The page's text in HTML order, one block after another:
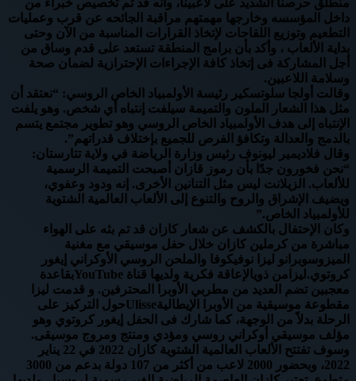
منطلق حرصنا الشديد على لاعبينا، وأنه قد تم تخصيص خبراء من
داخل المؤسسه وخارجها مهمتهم مراقبة الجائحه عن قرب وعمليات
التطعيم وتوزيع اللقاحات لإتخاذ القرارات المناسبة من الآن وحتى
بداية الألعاب ، وأكد بأن برامج المنطقة تستعد على قدم وساق من
أجل المشاركة فى إتخاذ كافة الإجراءات الإحترازية لضمان صحة
وسلامة اللاعبين.
وقالت أولجا سلوتسكير رئيسة الأولمبياد الخاص الروسي: “نعتقد أن
مثل هذا الشعار الملون والتميمة سيلفت إنتباه أي شخص. وهو يلفت
الإنتباه إلى هدف الأولمبياد الخاص الروسي وهو تطوير مجتمع يتسم
بالدمج والعدالة وتكافؤ الفرص للجميع بإختلاف قدراتهم”.
وقال فلاديمير ليونوف رئيس وزارة الرياضة في ولاية تتارستان:
“نحن فخورون جدًا بأن رموز قازان أصبحت التميمة الرسمية
للألعاب. الزيلانت ليس مثل التنانين الأخرى. إنه ودود وعفوي،
ويضيف الإشراق والروح والتنوع إلى الألعاب العالمية الشتوية
للأولمبياد الخاص.”
وكان الإحتفال بالكشف عن شعار كازان قد تم بثه على الهواء
مباشرة من كرملين كازان خلال حفل موسيقي مع مغنية
الميزوسوبرانو ليزا نوفيكوفا والملحن الروسي الأوكراني إيغور
كروتوي.ليزامن ذويالإعاقة فكرية ولديها قناة YouTubeبقاعدة
معجبين تضم العديد من مطربي الأوبرا المحترفين. و قدمت ليزا
مقطوعة موسيقية من الأوبرا الإيطاليةUlisseحول التركيز على
الرحلة بدلاً من الوجهة، كما شارك فى الحفل إيغور كروتوي وهو
مؤلف موسيقي أوكراني روسي ومؤدي ومنتج ومروج موسيقى.
وسوف تفتتح الألعاب العالمية الشتوية كازان 2022 في 22 يناير
2022، وبحضور 2000 لاعب من أكثر من 107 دولة بدعم من 3000